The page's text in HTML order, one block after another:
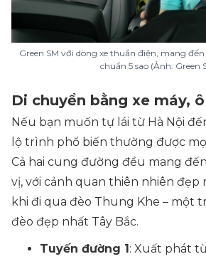
Green SM với dòng xe thuần điện, mang
chuẩn 5 sao (Ảnh: Green
Di chuyển bằng xe máy,
Nếu bạn muốn tự lái từ Hà Nội
lộ trình phổ biến thường được
Cả hai cung đường đều mang
vị, với cảnh quan thiên nhiên đẹp
khi đi qua đèo Thung Khe – một
đèo đẹp nhất Tây Bắc.
Tuyến đường 1: Xuất phát